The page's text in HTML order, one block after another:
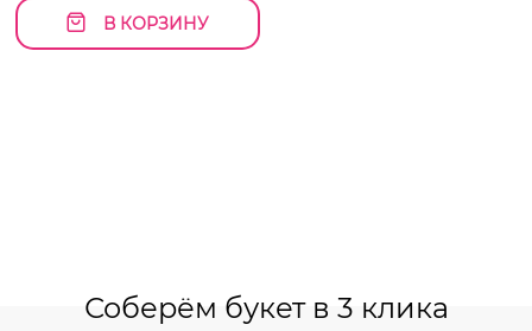
В КОРЗИНУ
Соберём букет в 3 клика